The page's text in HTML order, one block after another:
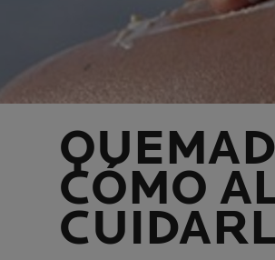
CÓMO